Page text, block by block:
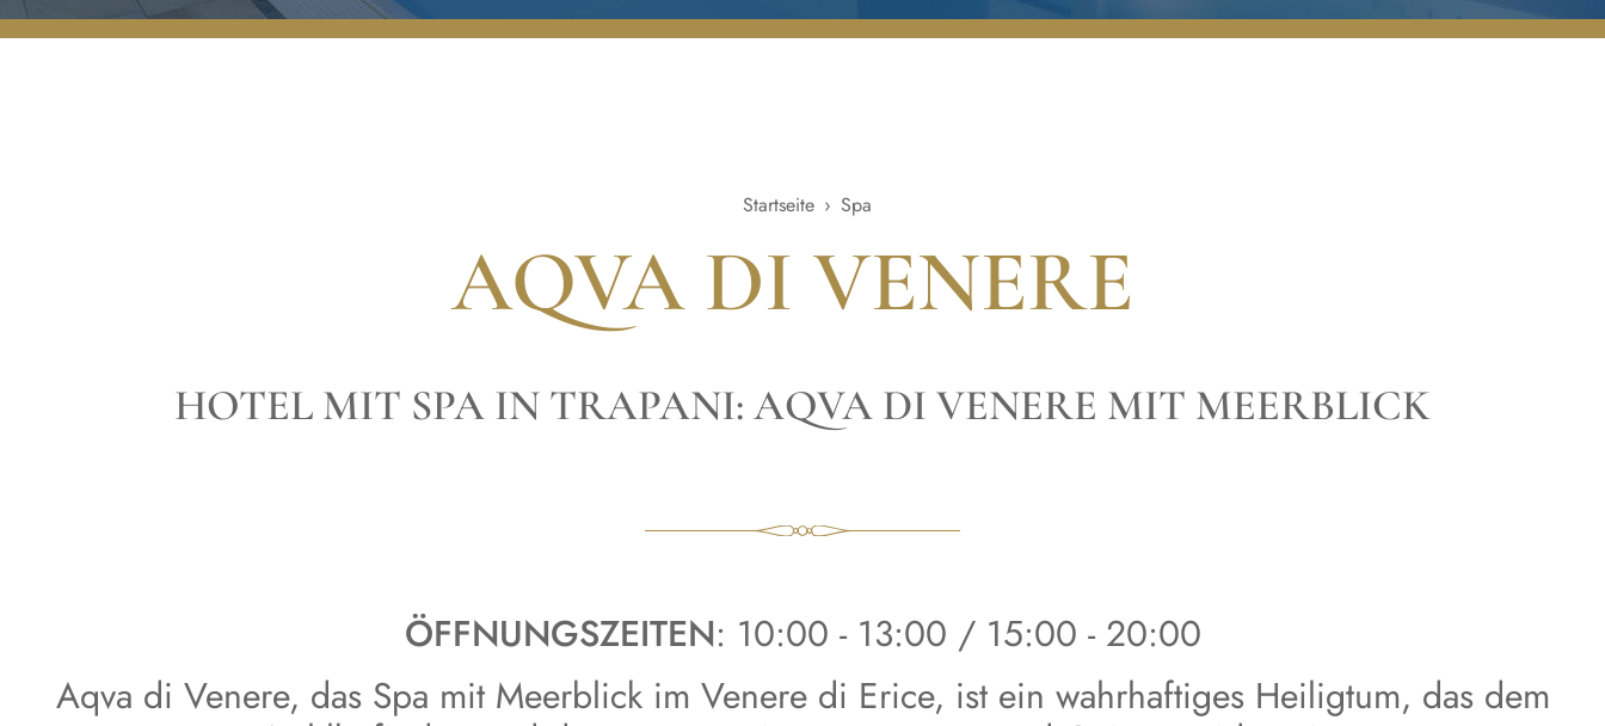
Startseite › Spa
AQVA DI VENERE
HOTEL MIT SPA IN TRAPANI: AQVA DI VENERE MIT MEERBLICK
ÖFFNUNGSZEITEN: 10:00 - 13:00 / 15:00 - 20:00
Aqva di Venere, das Spa mit Meerblick im Venere di Erice, ist ein wahrhaftiges Heiligtum, das dem